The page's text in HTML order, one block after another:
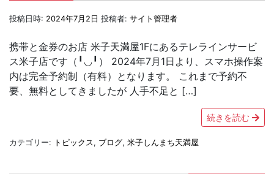
投稿日時: 2024年7月2日 投稿者: サイト管理者
携帯と金券のお店 米子天満屋1Fにあるテレラインサービ
ス米子店です（╹◡╹） 2024年7月1日より、スマホ操作案
内は完全予約制（有料）となります。 これまで予約不
要、無料としてきましたが 人手不足と […]
続きを読む
カテゴリー: トピックス, ブログ, 米子しんまち天満屋